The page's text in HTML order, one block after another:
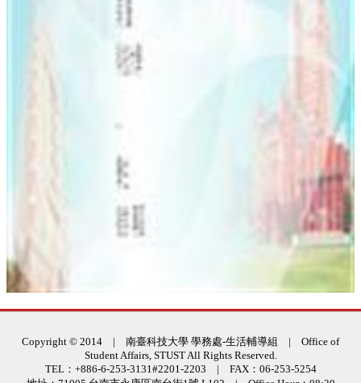
Copyright © 2014 | 南臺科技大學 學務處-生活輔導組 | Office of
Student Affairs, STUST All Rights Reserved.
TEL：+886-6-253-3131#2201-2203 | FAX：06-253-5254